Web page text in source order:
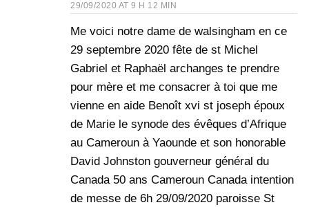
29/09/2020 AT 9 H 12 MIN
Me voici notre dame de walsingham en ce
29 septembre 2020 fête de st Michel
Gabriel et Raphaël archanges te prendre
pour mère et me consacrer à toi que me
vienne en aide Benoît xvi st joseph époux
de Marie le synode des évêques d’Afrique
au Cameroun à Yaounde et son honorable
David Johnston gouverneur général du
Canada 50 ans Cameroun Canada intention
de messe de 6h 29/09/2020 paroisse St